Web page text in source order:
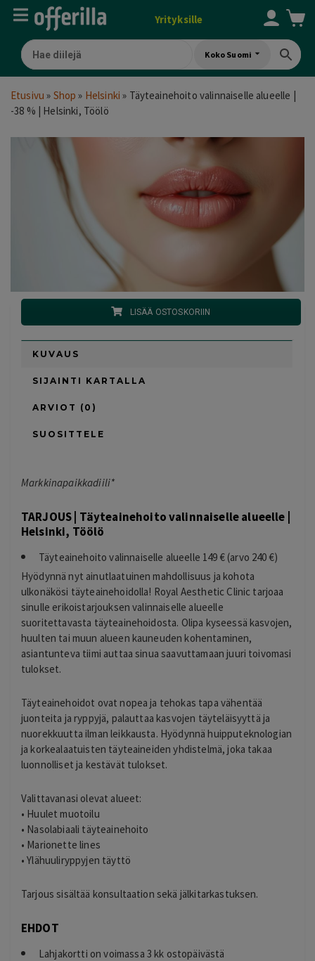
Yrityksille
Koko Suomi
Etusivu » Shop » Helsinki » Täyteainehoito valinnaiselle alueelle |
-38 % | Helsinki, Töölö
LISÄÄ OSTOSKORIIN
KUVAUS
SIJAINTI KARTALLA
ARVIOT (0)
SUOSITTELE
Markkinapaikkadiili*
TARJOUS | Täyteainehoito valinnaiselle alueelle |
Helsinki, Töölö
Täyteainehoito valinnaiselle alueelle 149 € (arvo 240 €)
Hyödynnä nyt ainutlaatuinen mahdollisuus ja kohota
ulkonäkösi täyteainehoidolla! Royal Aesthetic Clinic tarjoaa
sinulle erikoistarjouksen valinnaiselle alueelle
suoritettavasta täyteainehoidosta. Olipa kyseessä kasvojen,
huulten tai muun alueen kauneuden kohentaminen,
asiantunteva tiimi auttaa sinua saavuttamaan juuri toivomasi
tulokset.
Täyteainehoidot ovat nopea ja tehokas tapa vähentää
juonteita ja ryppyjä, palauttaa kasvojen täyteläisyyttä ja
nuorekkuutta ilman leikkausta. Hyödynnä huipputeknologian
ja korkealaatuisten täyteaineiden yhdistelmä, joka takaa
luonnolliset ja kestävät tulokset.
Valittavanasi olevat alueet:
• Huulet muotoilu
• Nasolabiaali täyteainehoito
• Marionette lines
• Ylähuuliryppyjen täyttö
Tarjous sisältää konsultaation sekä jälkitarkastuksen.
EHDOT
Lahjakortti on voimassa 3 kk ostopäivästä